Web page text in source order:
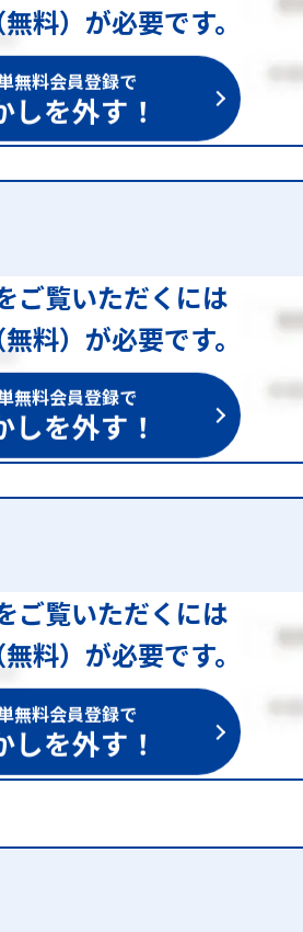
料）が必要です。
無料会員登録で
しを外す！
ご覧いただくには
料）が必要です。
無料会員登録で
しを外す！
ご覧いただくには
料）が必要です。
無料会員登録で
しを外す！